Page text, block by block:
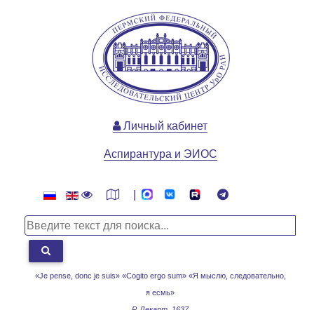
«Je pense, donc je suis» «Cogito ergo sum» «Я мыслю, следовательно,
я есмь»
Личный кабинет
Аспирантура и ЭИОС